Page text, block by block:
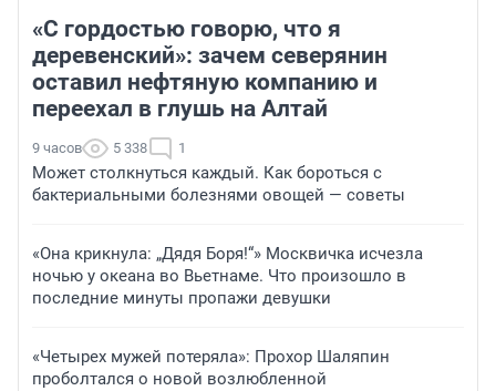
«С гордостью говорю, что я
деревенский»: зачем северянин
оставил нефтяную компанию и
переехал в глушь на Алтай
9 часов 5 338 1
Может столкнуться каждый. Как бороться с
бактериальными болезнями овощей — советы
«Она крикнула: „Дядя Боря!“» Москвичка исчезла
ночью у океана во Вьетнаме. Что произошло в
последние минуты пропажи девушки
«Четырех мужей потеряла»: Прохор Шаляпин
проболтался о новой возлюбленной